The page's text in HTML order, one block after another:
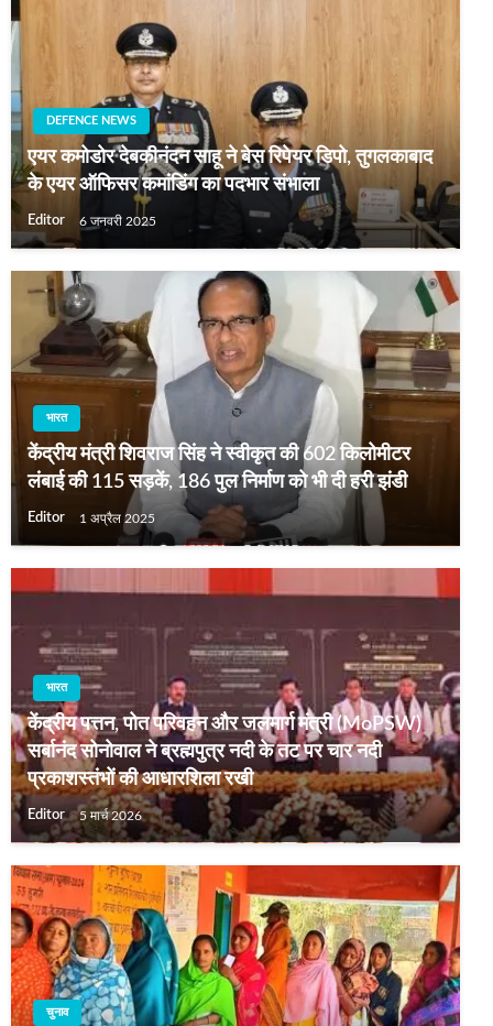
DEFENCE NEWS
एयर कमोडोर देबकीनंदन साहू ने बेस रिपेयर डिपो, तुगलकाबाद
के एयर ऑफिसर कमांडिंग का पदभार संभाला
Editor 6 जनवरी 2025
भारत
केंद्रीय मंत्री शिवराज सिंह ने स्वीकृत की 602 किलोमीटर
लंबाई की 115 सड़कें, 186 पुल निर्माण को भी दी हरी झंडी
Editor 1 अप्रैल 2025
भारत
केंद्रीय पत्तन, पोत परिवहन और जलमार्ग मंत्री (MoPSW)
सर्बानंद सोनोवाल ने ब्रह्मपुत्र नदी के तट पर चार नदी
प्रकाशस्तंभों की आधारशिला रखी
Editor 5 मार्च 2026
चुनाव